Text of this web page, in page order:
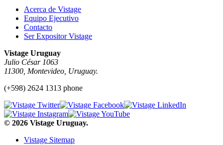
Acerca de Vistage
Equipo Ejecutivo
Contacto
Ser Expositor Vistage
Vistage Uruguay
Julio César 1063
11300, Montevideo, Uruguay.
(+598) 2624 1313 phone
© 2026 Vistage Uruguay.
Vistage Sitemap